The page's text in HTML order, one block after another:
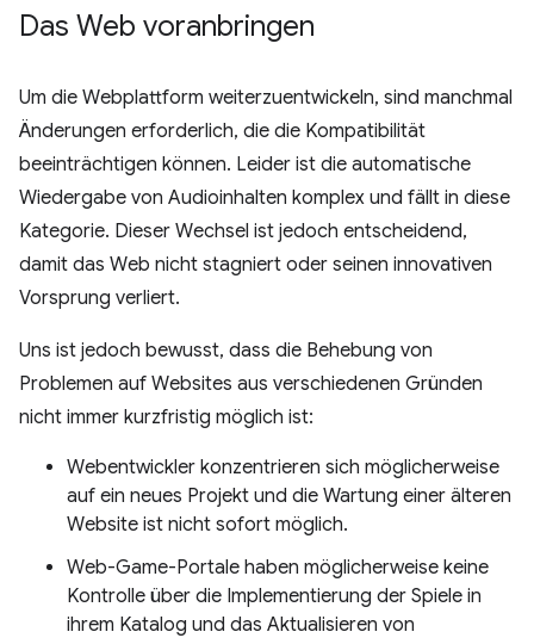
Das Web voranbringen
Um die Webplattform weiterzuentwickeln, sind manchmal
Änderungen erforderlich, die die Kompatibilität
beeinträchtigen können. Leider ist die automatische
Wiedergabe von Audioinhalten komplex und fällt in diese
Kategorie. Dieser Wechsel ist jedoch entscheidend,
damit das Web nicht stagniert oder seinen innovativen
Vorsprung verliert.
Uns ist jedoch bewusst, dass die Behebung von
Problemen auf Websites aus verschiedenen Gründen
nicht immer kurzfristig möglich ist:
Webentwickler konzentrieren sich möglicherweise
auf ein neues Projekt und die Wartung einer älteren
Website ist nicht sofort möglich.
Web-Game-Portale haben möglicherweise keine
Kontrolle über die Implementierung der Spiele in
ihrem Katalog und das Aktualisieren von